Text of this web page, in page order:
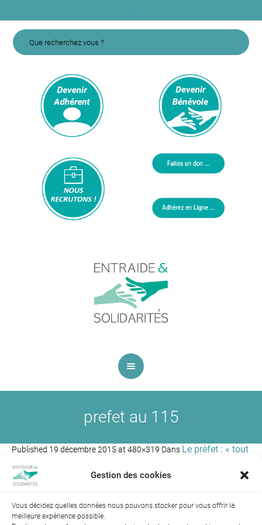
Gestion des cookies
Vous décidez quelles données nous pouvons stocker pour vous offrir la
meilleure expérience possible.
prefet au 115
Published 19 décembre 2015 at 480×319 Dans Le préfet : « tout